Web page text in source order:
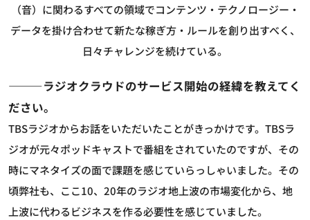
（音）に関わるすべての領域でコンテンツ・テクノロージー・
データを掛け合わせて新たな稼ぎ方・ルールを創り出すべく、
日々チャレンジを続けている。
―――ラジオクラウドのサービス開始の経緯を教えてく
ださい。
TBSラジオからお話をいただいたことがきっかけです。TBSラ
ジオが元々ポッドキャストで番組をされていたのですが、その
時にマネタイズの面で課題を感じていらっしゃいました。その
頃弊社も、ここ10、20年のラジオ地上波の市場変化から、地
上波に代わるビジネスを作る必要性を感じていました。